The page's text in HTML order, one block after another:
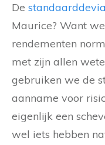
De
Maurice? Want
rendementen
met zijn allen
gebruiken we de
aanname voor
eigenlijk een
wel iets hebben